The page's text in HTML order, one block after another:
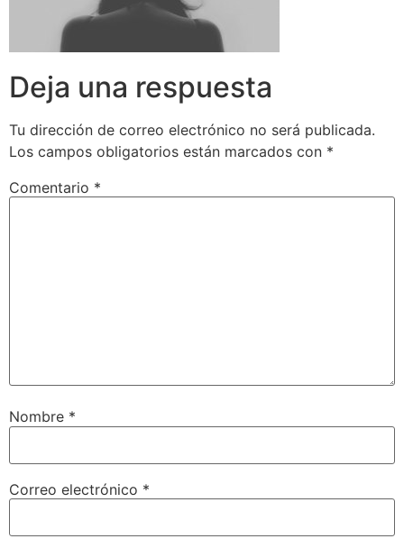
Deja una respuesta
Tu dirección de correo electrónico no será publicada.
Los campos obligatorios están marcados con *
Comentario *
Nombre *
Correo electrónico *